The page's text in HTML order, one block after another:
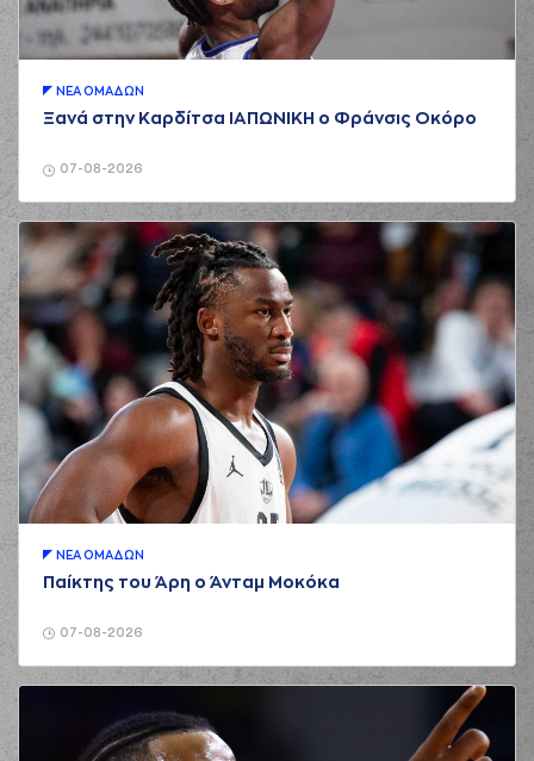
07-08-2026
ΝΕA ΟΜAΔΩΝ
Ξανά στην Καρδίτσα ΙΑΠΩΝΙΚΗ ο Φράνσις Οκόρο
07-08-2026
ΝΕA ΟΜAΔΩΝ
Παίκτης του Άρη ο Άνταμ Μοκόκα